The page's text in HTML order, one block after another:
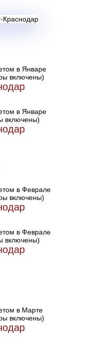
в Январе
включены)
в Январе
включены)
в Феврале
включены)
в Феврале
включены)
в Марте
включены)